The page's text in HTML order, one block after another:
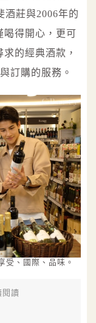
酒莊與2006年的
喝得開心，更可
的經典酒款，
訂購的服務。
受、國際、品味。
讀